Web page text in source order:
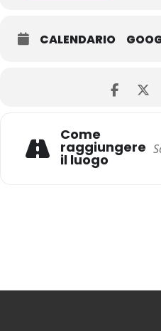
CALENDARIO
Come
raggiungere
il luogo